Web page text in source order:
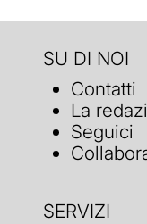
SU DI NOI
Contatti
La
Seguici
SERVIZI